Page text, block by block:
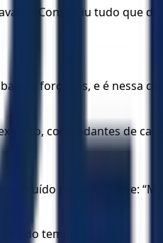
Construiu tudo que
forçados, e é nessa
comandantes de
para ela. Disse:
do templo.